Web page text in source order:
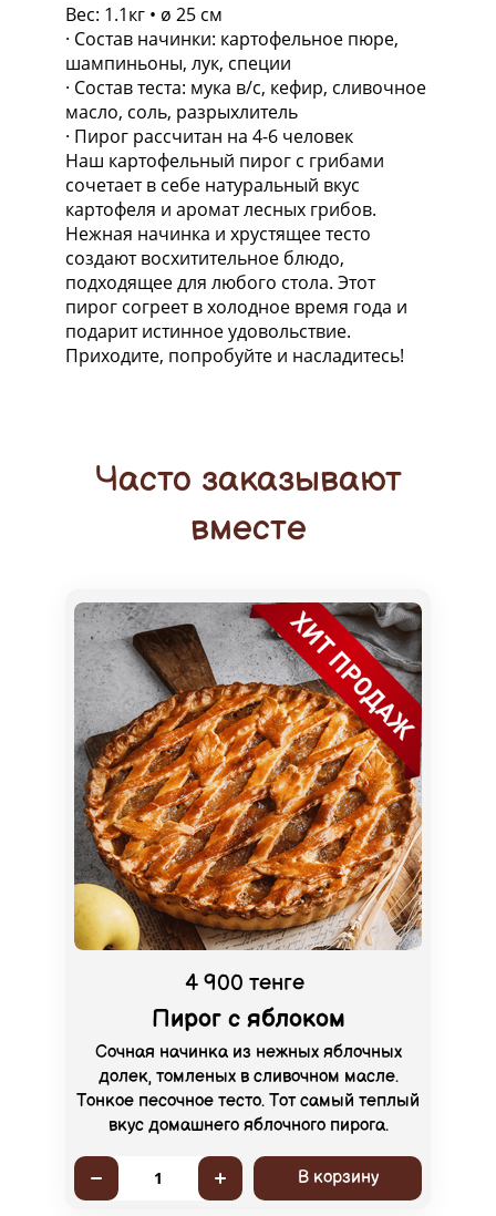
Вес: 1.1кг • ø 25 см
· Состав начинки: картофельное пюре,
шампиньоны, лук, специи
· Состав теста: мука в/с, кефир, сливочное
масло, соль, разрыхлитель
· Пирог рассчитан на 4-6 человек
Наш картофельный пирог с грибами
сочетает в себе натуральный вкус
картофеля и аромат лесных грибов.
Нежная начинка и хрустящее тесто
создают восхитительное блюдо,
подходящее для любого стола. Этот
пирог согреет в холодное время года и
подарит истинное удовольствие.
Приходите, попробуйте и насладитесь!
Часто заказывают
вместе
4 900 тенге
Пирог с яблоком
Сочная начинка из нежных яблочных
долек, томленых в сливочном масле.
Тонкое песочное тесто. Тот самый теплый
вкус домашнего яблочного пирога.
1 В корзину